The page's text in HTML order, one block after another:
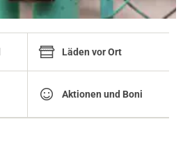
Läden vor Ort
Aktionen und Boni